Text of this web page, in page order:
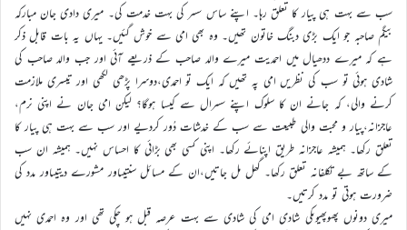
سب سے بہت ہی پیار کا تعلق رہا۔ اپنے ساس سسر کی بہت خدمت کی۔ میری دادی جان مبارکہ
بیگم صاحبہ جو ایک بڑی دبنگ خاتون تھیں۔ وہ بھی امی سے خوش گئیں۔ یہاں یہ بات قابل ذکر
ہے کہ میرے ددھیال میں احمدیت میرے والد صاحب کے ذریعے آئی اور جب والد صاحب کی
شادی ہوئی تو سب کی نظریں امی پہ تھیں کہ ایک تو احمدی،دوسرا پڑھی لکھی اور تیسری ملازمت
کرنے والی، کہ جانے ان کا سلوک اپنے سسرال سے کیسا ہوگا؟ لیکن امی جان نے اپنی نرم،
عاجزانہ،پیار و محبت والی طبیعت سے سب کے خدشات دُور کردیے اور سب سے بہت ہی پیار کا
تعلق رکھا۔ ہمیشہ عاجزانہ طریق اپنائے رکھا۔ اپنی کسی بھی بڑائی کا احساس نہیں۔ ہمیشہ ان سب
کے ساتھ بے تکلفانہ تعلق رکھا۔ گھل مل جاتیں،ان کے مسائل سنتیںاور مشورے دیتیںاور مدد کی
ضرورت ہوتی تو مدد کرتیں۔
میری دونوں پھوپھیوںکی شادی امی کی شادی سے بہت عرصہ قبل ہو چکی تھی اور وہ احمدی نہیں